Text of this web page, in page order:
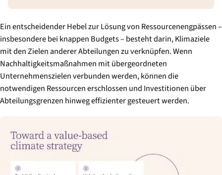
Ein entscheidender Hebel zur Lösung von Ressourcenengpässen –
insbesondere bei knappen Budgets – besteht darin, Klimaziele
mit den Zielen anderer Abteilungen zu verknüpfen. Wenn
Nachhaltigkeitsmaßnahmen mit übergeordneten
Unternehmenszielen verbunden werden, können die
notwendigen Ressourcen erschlossen und Investitionen über
Abteilungsgrenzen hinweg effizienter gesteuert werden.